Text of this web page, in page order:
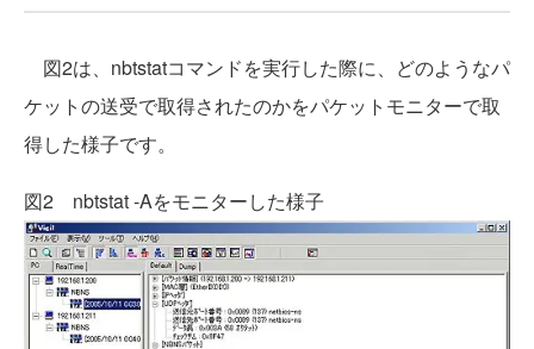
図2は、nbtstatコマンドを実行した際に、どのようなパ
ケットの送受で取得されたのかをパケットモニターで取
得した様子です。
図2 nbtstat -Aをモニターした様子